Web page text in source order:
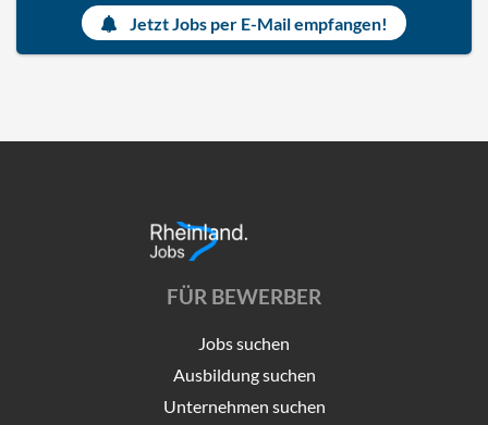
Jetzt Jobs per E-Mail empfangen!
FÜR BEWERBER
Jobs suchen
Ausbildung suchen
Unternehmen suchen